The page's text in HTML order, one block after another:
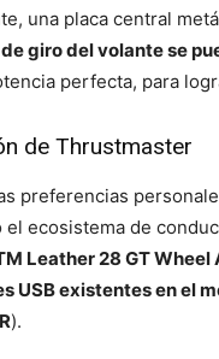
una placa central
giro del volante se
perfecta, para
de Thrustmaster
preferencias
el ecosistema de
Leather 28 GT Wheel
USB existentes en el
).